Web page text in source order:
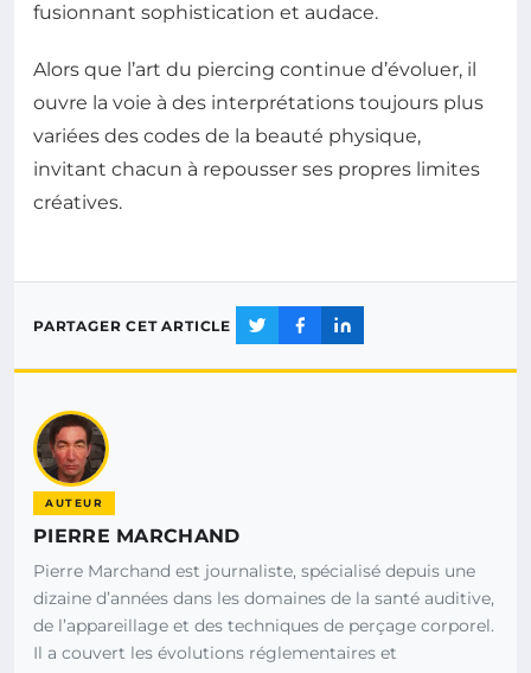
fusionnant sophistication et audace.
Alors que l’art du piercing continue d’évoluer, il
ouvre la voie à des interprétations toujours plus
variées des codes de la beauté physique,
invitant chacun à repousser ses propres limites
créatives.
PARTAGER CET ARTICLE
AUTEUR
PIERRE MARCHAND
Pierre Marchand est journaliste, spécialisé depuis une
dizaine d’années dans les domaines de la santé auditive,
de l’appareillage et des techniques de perçage corporel.
Il a couvert les évolutions réglementaires et